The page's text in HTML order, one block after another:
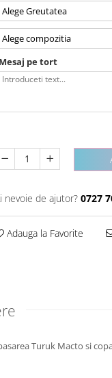
Alege Greutatea
Alege compozitia
Mesaj pe tort
nevoie de ajutor? 0727
Adauga la Favorite
Turuk Macto si